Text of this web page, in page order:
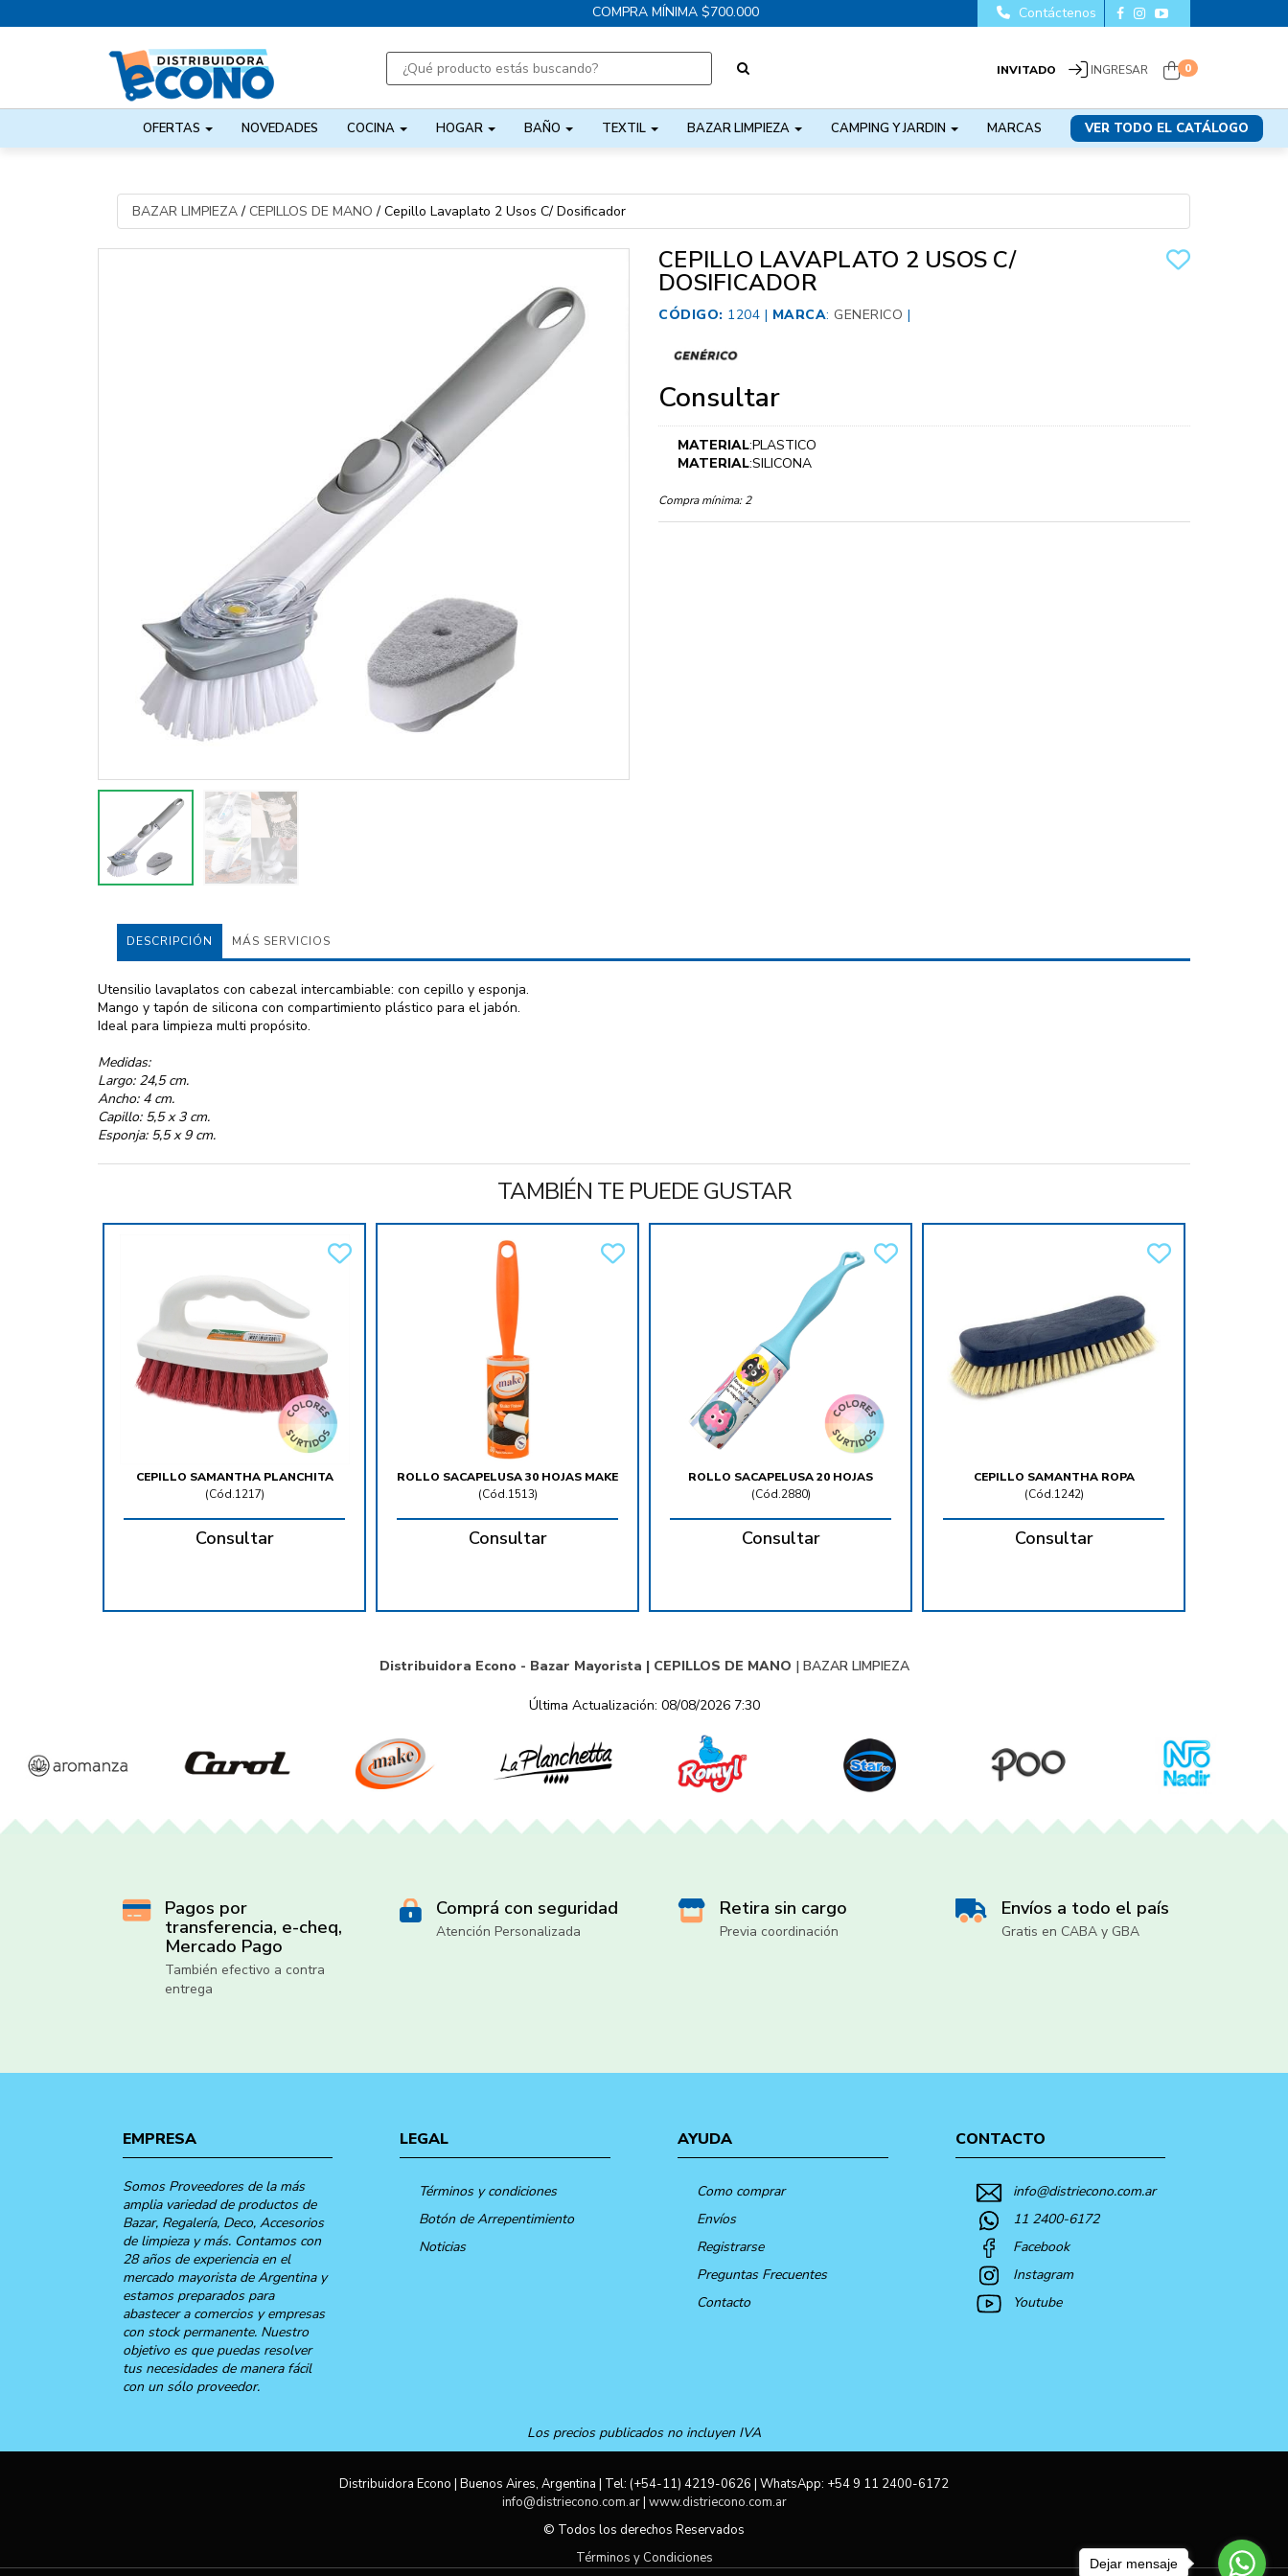
COMPRA MÍNIMA $700.000
INVITADO INGRESAR 0
OFERTAS NOVEDADES COCINA HOGAR BAÑO TEXTIL BAZAR LIMPIEZA CAMPING Y JARDIN MARCAS VER TODO EL CATÁLOGO
Contáctenos
BAZAR LIMPIEZA/ CEPILLOS DE MANO / Cepillo Lavaplato 2 Usos C/ Dosificador
CEPILLO LAVAPLATO 2 USOS C/
DOSIFICADOR
CÓDIGO: 1204 | MARCA: GENERICO |
Consultar
MATERIAL:PLASTICO
MATERIAL:SILICONA
Compra mínima: 2
DESCRIPCIÓN MÁS SERVICIOS
Utensilio lavaplatos con cabezal intercambiable: con cepillo y esponja.
Mango y tapón de silicona con compartimiento plástico para el jabón.
Ideal para limpieza multi propósito.
Medidas:
Largo: 24,5 cm.
Ancho: 4 cm.
Capillo: 5,5 x 3 cm.
Esponja: 5,5 x 9 cm.
TAMBIÉN TE PUEDE GUSTAR
CEPILLO SAMANTHA PLANCHITA
(Cód.1217)
Consultar
ROLLO SACAPELUSA 30 HOJAS MAKE
(Cód.1513)
Consultar
ROLLO SACAPELUSA 20 HOJAS
(Cód.2880)
Consultar
CEPILLO SAMANTHA ROPA
(Cód.1242)
Consultar
Distribuidora Econo - Bazar Mayorista | CEPILLOS DE MANO | BAZAR LIMPIEZA
Última Actualización: 08/08/2026 7:30
Pagos por
transferencia, e-cheq,
Mercado Pago
También efectivo a contra
entrega
Comprá con seguridad
Atención Personalizada
Retira sin cargo
Previa coordinación
Envíos a todo el país
Gratis en CABA y GBA
EMPRESA
Somos Proveedores de la más
amplia variedad de productos de
Bazar, Regalería, Deco, Accesorios
de limpieza y más. Contamos con
28 años de experiencia en el
mercado mayorista de Argentina y
estamos preparados para
abastecer a comercios y empresas
con stock permanente. Nuestro
objetivo es que puedas resolver
tus necesidades de manera fácil
con un sólo proveedor.
LEGAL
Términos y condiciones
Botón de Arrepentimiento
Noticias
AYUDA
Como comprar
Envíos
Registrarse
Preguntas Frecuentes
Contacto
CONTACTO
info@distriecono.com.ar
11 2400-6172
Facebook
Instagram
Youtube
Los precios publicados no incluyen IVA
Distribuidora Econo | Buenos Aires, Argentina | Tel: (+54-11) 4219-0626 | WhatsApp: +54 9 11 2400-6172
info@distriecono.com.ar| www.distriecono.com.ar
© Todos los derechos Reservados
Términos y Condiciones
Dejar mensaje